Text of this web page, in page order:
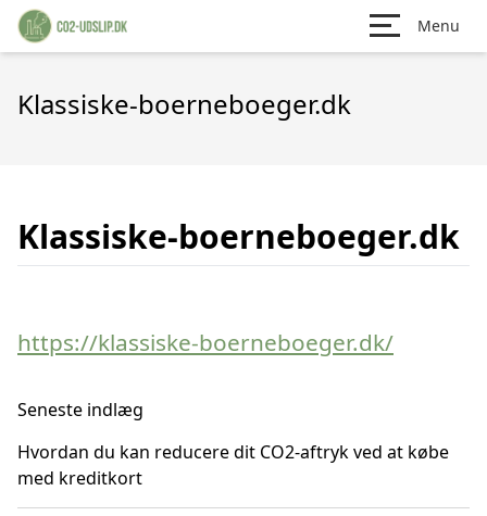
Menu
Klassiske-boerneboeger.dk
Klassiske-boerneboeger.dk
https://klassiske-boerneboeger.dk/
Seneste indlæg
Hvordan du kan reducere dit CO2-aftryk ved at købe
med kreditkort